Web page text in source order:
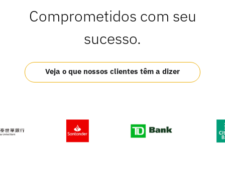
Comprometidos com seu
sucesso.
Veja o que nossos clientes têm a dizer